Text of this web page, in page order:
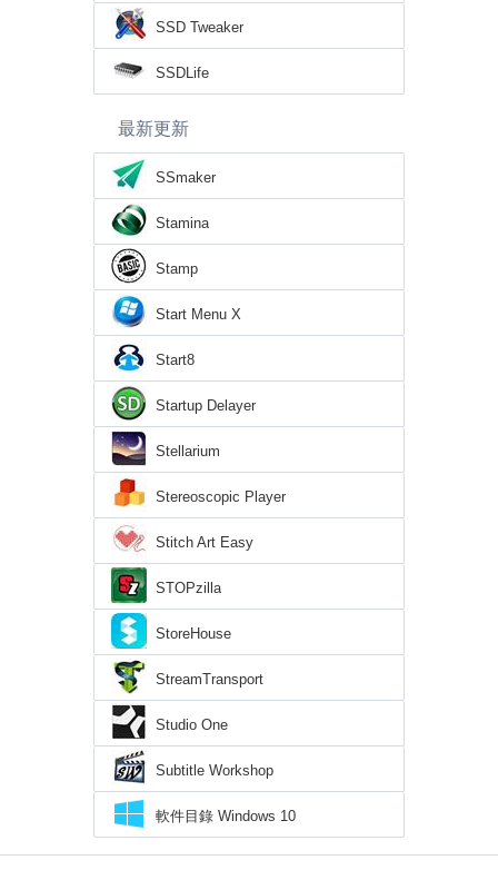
SSD Tweaker
SSDLife
最新更新
SSmaker
Stamina
Stamp
Start Menu X
Start8
Startup Delayer
Stellarium
Stereoscopic Player
Stitch Art Easy
STOPzilla
StoreHouse
StreamTransport
Studio One
Subtitle Workshop
軟件目錄 Windows 10